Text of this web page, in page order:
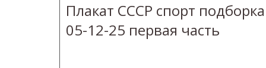
Плакат СССР спорт подборка
05-12-25 первая часть